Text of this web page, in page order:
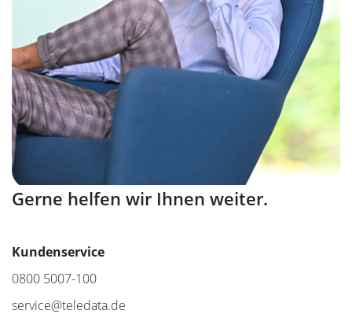
Gerne helfen wir Ihnen weiter.
Kundenservice
0800 5007-100
service@teledata.de